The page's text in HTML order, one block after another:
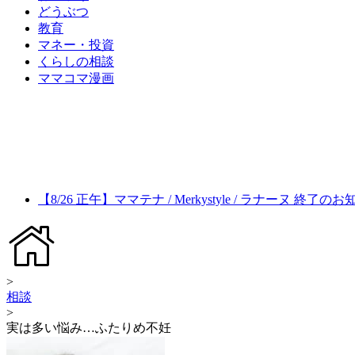
どうぶつ
教育
マネー・投資
くらしの相談
ママコマ漫画
【8/26 正午】ママテナ / Merkystyle / ラナーヌ 終了のお
>
相談
>
実は多い悩み…ふたりめ不妊